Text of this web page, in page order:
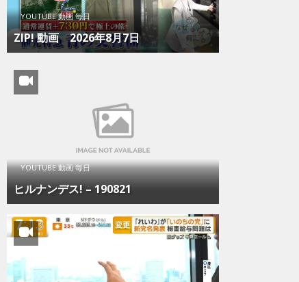
YOUTUBE 動画 毎日
ZIP! 動画 2026年8月7日
YOUTUBE 動画 毎日
ヒルナンデス! – 190821